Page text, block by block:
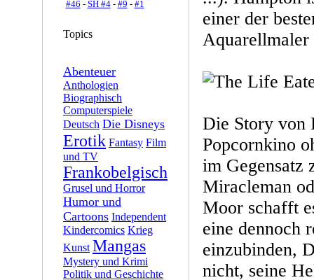
#46 - SH #4- #9 - #1
Topics
Abenteuer
Anthologien
Biographisch
Computerspiele
Deutsch Die Disneys
Erotik Fantasy Film
und TV
Frankobelgisch
Grusel und Horror
Humor und
Cartoons Independent
Kindercomics Krieg
Kunst Mangas
Mystery und Krimi
Politik und Geschichte
einer der
Die Story von
Popcornkino
im Gegensatz
Miracleman
Moor schafft
eine dennoch
einzubinden,
nicht, seine